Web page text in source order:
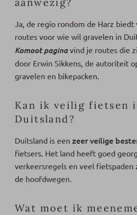
Ja, de regio rondom de Harz biedt
routes voor wie wil gravelen in
Komoot paginavind je routes die
door Erwin Sikkens, de autoriteit
gravelen en bikepacken.
Kan ik veilig fietsen
Duitsland?
Duitsland is eenzeer veilige
fietsers. Het land heeft goed
verkeersregels en veel fietspaden
de hoofdwegen.
Wat moet ik